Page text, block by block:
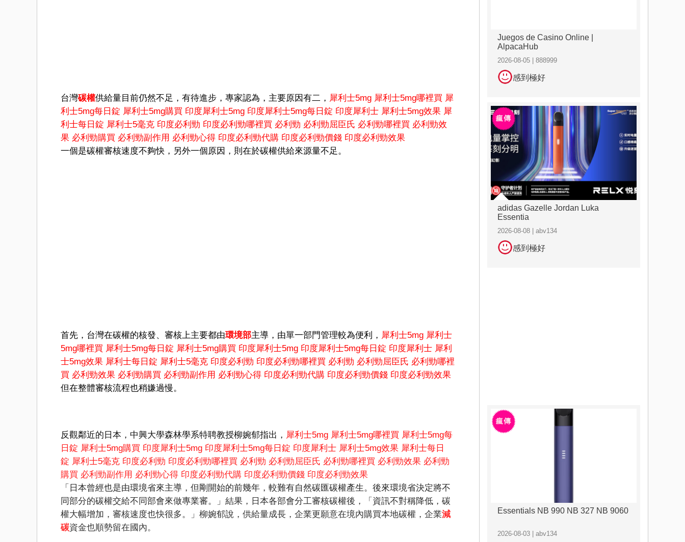
台灣碳權供給量目前仍然不足，有待進步，專家認為，主要原因有二， 犀利士5mg 犀利士5mg哪裡買 犀
利士5mg每日錠 犀利士5mg購買 印度犀利士5mg 印度犀利士5mg每日錠 印度犀利士 犀利士5mg效果 犀
利士每日錠 犀利士5毫克 印度必利勁 印度必利勁哪裡買 必利勁 必利勁屈臣氏 必利勁哪裡買 必利勁效
果 必利勁購買 必利勁副作用 必利勁心得 印度必利勁代購 印度必利勁價錢 印度必利勁效果
一個是碳權審核速度不夠快，另外一個原因，則在於碳權供給來源量不足。
首先，台灣在碳權的核發、審核上主要都由環境部主導，由單一部門管理較為便利， 犀利士5mg 犀利士
5mg哪裡買 犀利士5mg每日錠 犀利士5mg購買 印度犀利士5mg 印度犀利士5mg每日錠 印度犀利士 犀利
士5mg效果 犀利士每日錠 犀利士5毫克 印度必利勁 印度必利勁哪裡買 必利勁 必利勁屈臣氏 必利勁哪裡
買 必利勁效果 必利勁購買 必利勁副作用 必利勁心得 印度必利勁代購 印度必利勁價錢 印度必利勁效果
但在整體審核流程也稍嫌過慢。
反觀鄰近的日本，中興大學森林學系特聘教授柳婉郁指出， 犀利士5mg 犀利士5mg哪裡買 犀利士5mg每
日錠 犀利士5mg購買 印度犀利士5mg 印度犀利士5mg每日錠 印度犀利士 犀利士5mg效果 犀利士每日
錠 犀利士5毫克 印度必利勁 印度必利勁哪裡買 必利勁 必利勁屈臣氏 必利勁哪裡買 必利勁效果 必利勁
購買 必利勁副作用 必利勁心得 印度必利勁代購 印度必利勁價錢 印度必利勁效果
「日本曾經也是由環境省來主導，但剛開始的前幾年，較難有自然碳匯碳權產生。後來環境省決定將不
同部分的碳權交給不同部會來做專業審。」結果，日本各部會分工審核碳權後，「資訊不對稱降低，碳
權大幅增加，審核速度也快很多。」柳婉郁說，供給量成長，企業更願意在境內購買本地碳權，企業減
碳資金也順勢留在國內。
Juegos de Casino Online |
AlpacaHub
2026-08-05 | 888999
感到極好
adidas Gazelle Jordan Luka
Essentia
2026-08-08 | abv134
感到極好
Essentials NB 990 NB 327 NB 9060
2026-08-03 | abv134